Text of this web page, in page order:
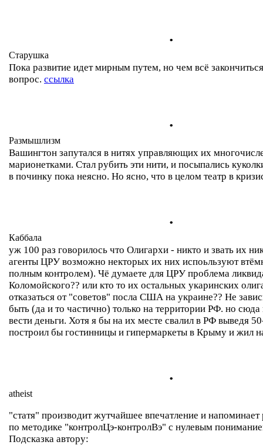
.
Старушка
Пока развитие идет мирным путем, но чем всё
вопрос. ссылка
.
Размышлизм
Вашингтон запутался в нитях управляющих их
марионетками. Стал рубить эти нити, и посыпались
в починку пока неясно. Но ясно, что в целом театр в
.
Каббала
уж 100 раз говорилось что Олигархи - никто и звать их
агенты ЦРУ возможно некторых их них испоьльзуют
полным контролем). Чё думаете для ЦРУ проблема
Коломойского?? или кто то их остальных укаринских
отказаться от "советов" посла США на украине?? Не
быть (да и то частично) только на территории РФ. но
вести деньги. Хотя я бы на их месте свалил в РФ выведя
построил бы гостинницы и гипермаркеты в Крыму и жил
.
atheist
"статя" производит жутчайшее впечатление и напоминает
по методике "контролЦэ-контролВэ" с нулевым
Подсказка автору: